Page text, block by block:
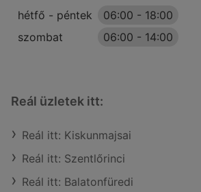
hétfő - péntek
06:00 - 18:00
szombat
06:00 - 14:00
Reál üzletek itt:
Reál itt: Kiskunmajsai
Reál itt: Szentlőrinci
Reál itt: Balatonfüredi